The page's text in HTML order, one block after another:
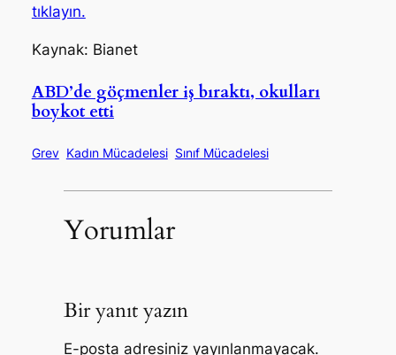
tıklayın.
Kaynak: Bianet
ABD’de göçmenler iş bıraktı, okulları
boykot etti
Grev Kadın Mücadelesi Sınıf Mücadelesi
Yorumlar
Bir yanıt yazın
E-posta adresiniz yayınlanmayacak.